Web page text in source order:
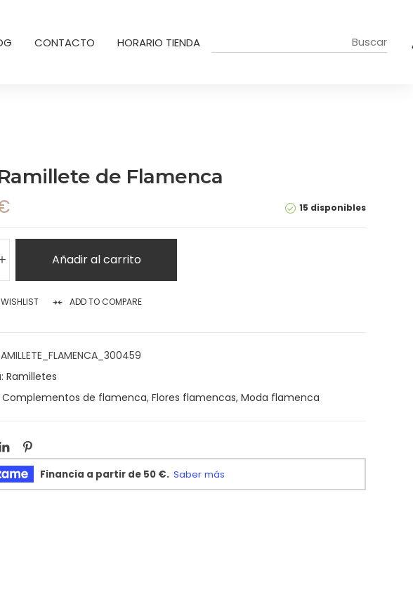
CONTACTO HORARIO TIENDA
de Flamenca
15 disponibles
Añadir al carrito
ADD TO COMPARE
Ramilletes
Complementos de flamenca, Flores flamencas, Moda flamenca